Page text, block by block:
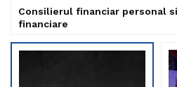
Consilierul financiar personal
financiare